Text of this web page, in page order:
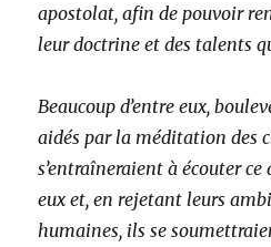
apostolat, afin de pouvoir
leur doctrine et des talents
Beaucoup d’entre eux,
aidés par la méditation des
s’entraîneraient à écouter
eux et, en rejetant leurs
humaines, ils se